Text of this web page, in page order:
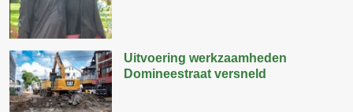
Uitvoering werkzaamheden
Domineestraat versneld